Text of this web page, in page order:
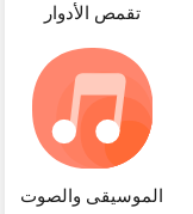
تقمص الأدوار
الموسيقى والصوت